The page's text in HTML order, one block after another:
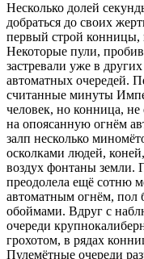
Несколько долей
добраться до своих
первый строй конницы,
Некоторые пули,
застревали уже в
автоматных очередей.
считанные минуты
человек, но конница,
на опоясанную огнём
залп несколько
осколками людей,
воздух фонтаны земли.
преодолела ещё сотню
автоматным огнём, пол
обоймами. Вдруг с
очереди
грохотом, в рядах
Пулемётные очереди